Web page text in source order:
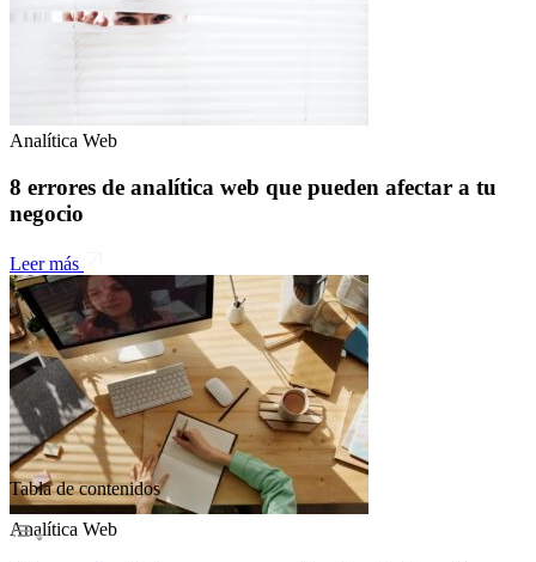
Analítica Web
8 errores de analítica web que pueden afectar a tu
negocio
Leer más
Analítica Web
Tabla de contenidos